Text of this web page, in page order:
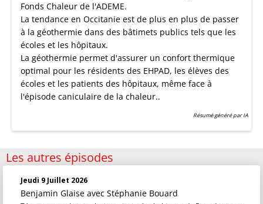
Fonds Chaleur de l'ADEME.
La tendance en Occitanie est de plus en plus de passer
à la géothermie dans des bâtimets publics tels que les
écoles et les hôpitaux.
La géothermie permet d'assurer un confort thermique
optimal pour les résidents des EHPAD, les élèves des
écoles et les patients des hôpitaux, même face à
l'épisode caniculaire de la chaleur..
Résumé généré par IA
Les autres épisodes
Jeudi 9 Juillet 2026
Benjamin Glaise avec Stéphanie Bouard